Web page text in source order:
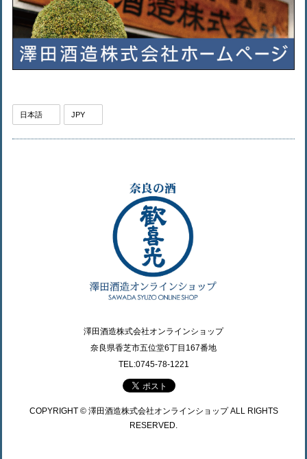
澤田酒造株式会社オンラインショップ
奈良県香芝市五位堂6丁目167番地
TEL:0745-78-1221
COPYRIGHT © 澤田酒造株式会社オンラインショップ ALL RIGHTS
RESERVED.